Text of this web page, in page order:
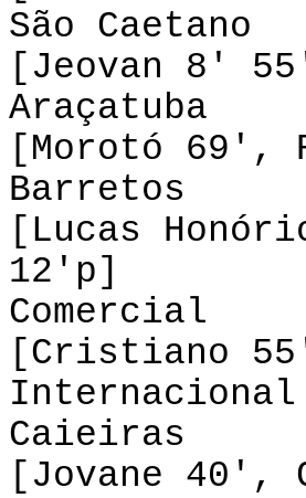
São
[Jeovan 8'
[Morotó 69',
[Lucas
12'p]
[Cristiano
Caieiras
[Jovane 40',